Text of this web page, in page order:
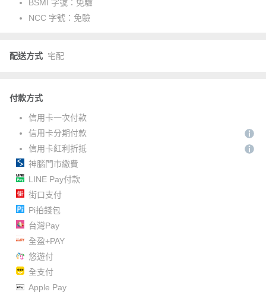
BSMI 字號： 免驗
NCC 字號： 免驗
配送方式 宅配
付款方式
信用卡一次付款
信用卡分期付款
信用卡紅利折抵
神腦門市繳費
LINE Pay付款
街口支付
Pi拍錢包
台灣Pay
全盈+PAY
悠遊付
全支付
Apple Pay